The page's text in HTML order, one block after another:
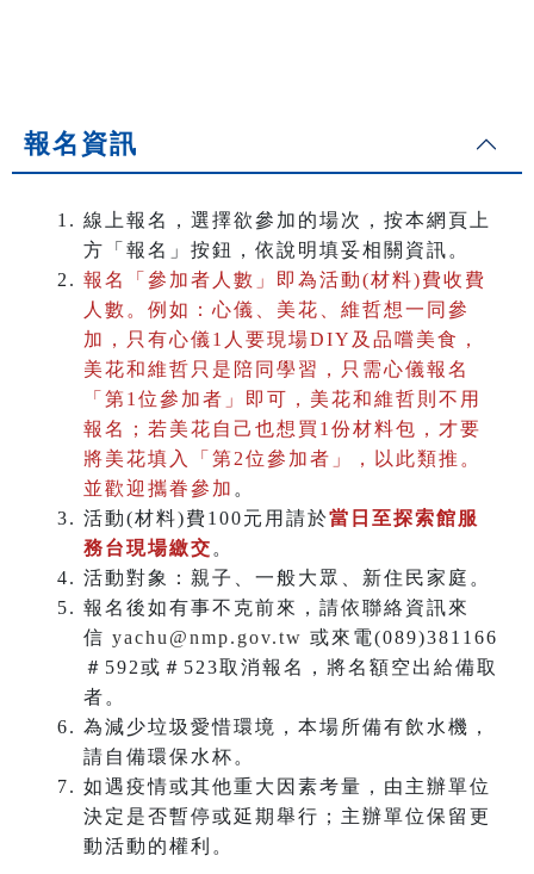
報名資訊
線上報名，選擇欲參加的場次，按本網頁上
方「報名」按鈕，依說明填妥相關資訊。
報名「參加者人數」即為活動(材料)費收費
人數。 例如：心儀、美花、維哲想一同參
加，只有心儀1人要現場DIY及品嚐美食，
美花和維哲只是陪同學習，只需心儀報名
「第1位參加者」即可，美花和維哲則不用
報名；若美花自己也想買1份材料包，才要
將美花填入「第2位參加者」，以此類推。
並歡迎攜眷參加 。
活動(材料)費100元用請於當日至探索館服
務台現場繳交 。
活動對象：親子、一般大眾、新住民家庭。
報名後如有事不克前來，請依聯絡資訊來
信 yachu@nmp.gov.tw 或來電(089)381166
＃592或＃523取消報名，將名額空出給備取
者。
為減少垃圾愛惜環境，本場所備有飲水機，
請自備環保水杯。
如遇疫情或其他重大因素考量，由主辦單位
決定是否暫停或延期舉行；主辦單位保留更
動活動的權利。